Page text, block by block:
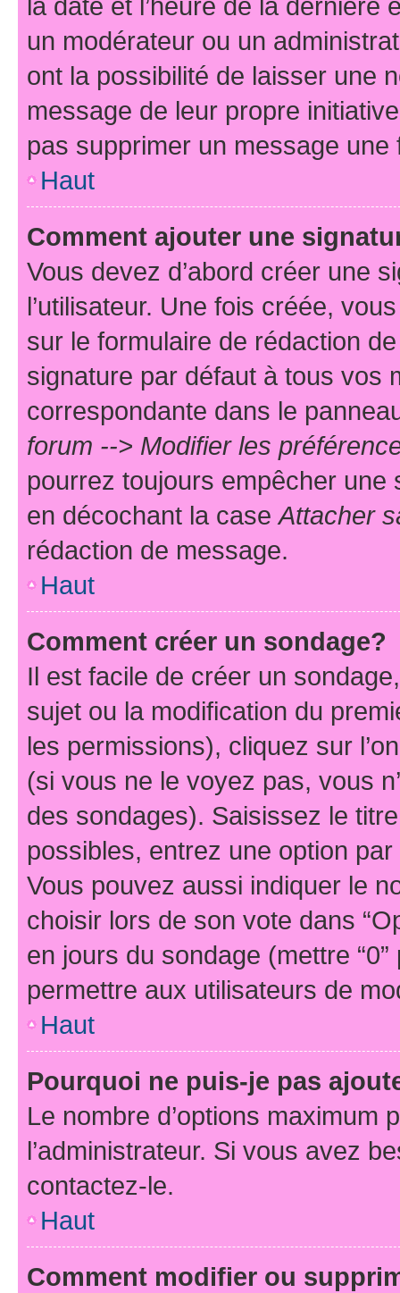
un modérateur ou un
ont la possibilité de laisser une
message de leur propre
pas supprimer un message une
Haut
Comment ajouter une
Vous devez d’abord créer une
l’utilisateur. Une fois créée,
sur le formulaire de rédaction
signature par défaut à tous vos
correspondante dans le
forum --> Modifier les
pourrez toujours empêcher une
en décochant la caseAttacher
rédaction de message.
Haut
Comment créer un sondage?
Il est facile de créer un
sujet ou la modification du
les permissions), cliquez sur
(si vous ne le voyez pas, vous
des sondages). Saisissez le
possibles, entrez une option
Vous pouvez aussi indiquer le
choisir lors de son vote dans
en jours du sondage (mettre
permettre aux utilisateurs de
Haut
Pourquoi ne puis-je pas
Le nombre d’options maximum
l’administrateur. Si vous avez
contactez-le.
Haut
Comment modifier ou